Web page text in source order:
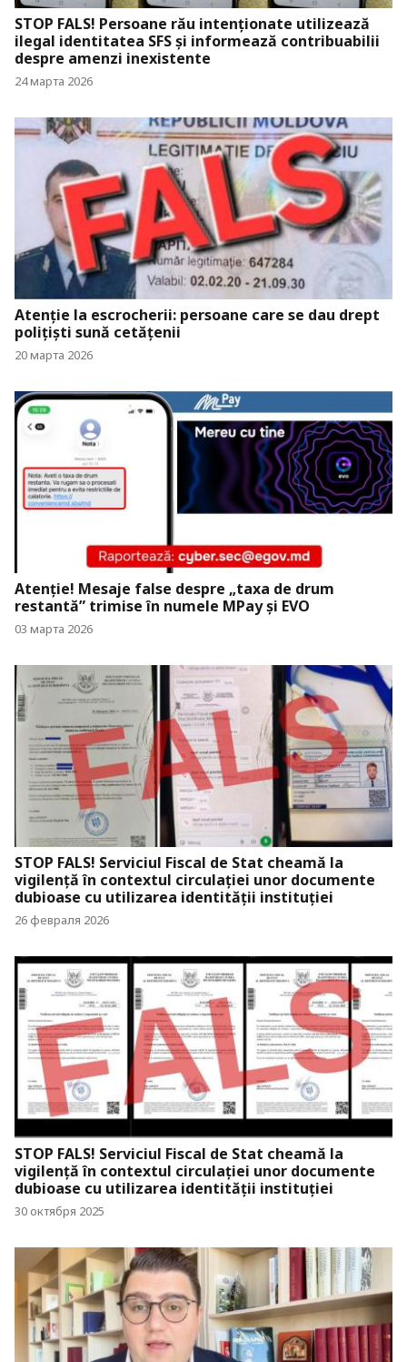
STOP FALS! Persoane rău intenționate utilizează
ilegal identitatea SFS și informează contribuabilii
despre amenzi inexistente
24 марта 2026
Atenție la escrocherii: persoane care se dau drept
polițiști sună cetățenii
20 марта 2026
Atenție! Mesaje false despre „taxa de drum
restantă” trimise în numele MPay și EVO
03 марта 2026
STOP FALS! Serviciul Fiscal de Stat cheamă la
vigilență în contextul circulației unor documente
dubioase cu utilizarea identității instituției
26 февраля 2026
STOP FALS! Serviciul Fiscal de Stat cheamă la
vigilență în contextul circulației unor documente
dubioase cu utilizarea identității instituției
30 октября 2025